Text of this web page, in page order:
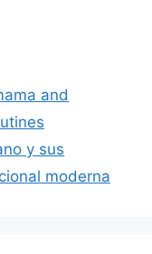
and
y sus
moderna